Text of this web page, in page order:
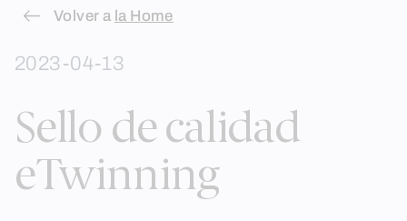
Skip
content
Volver a la Home
2023-04-13
Sello de calidad
eTwinning